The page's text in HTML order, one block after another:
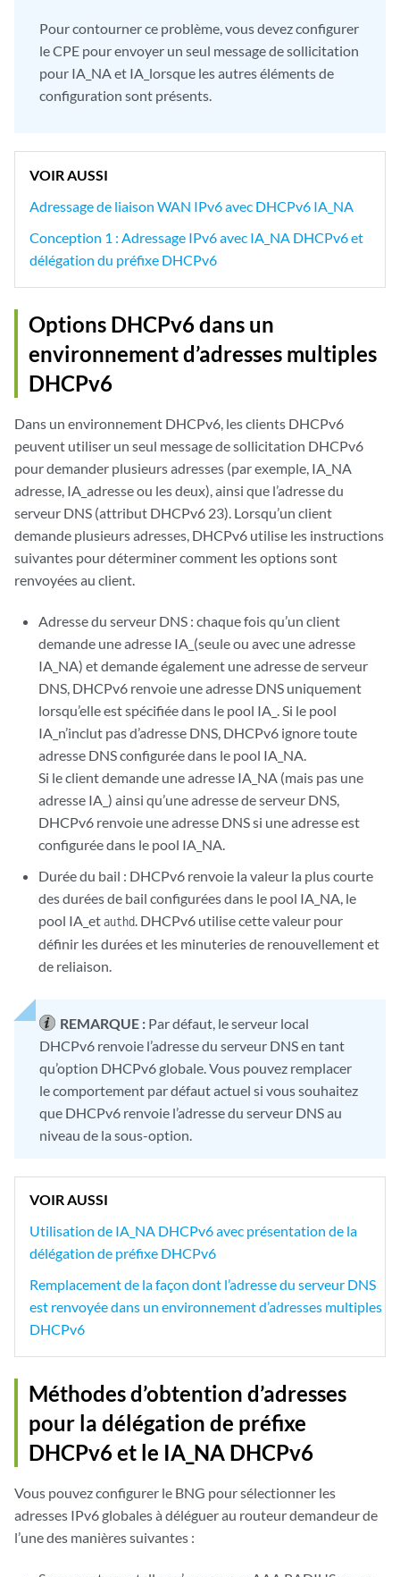
Pour contourner ce problème, vous devez configurer
le CPE pour envoyer un seul message de sollicitation
pour IA_NA et IA_lorsque les autres éléments de
configuration sont présents.
VOIR AUSSI
Adressage de liaison WAN IPv6 avec DHCPv6 IA_NA
Conception 1 : Adressage IPv6 avec IA_NA DHCPv6 et
délégation du préfixe DHCPv6
Options DHCPv6 dans un
environnement d’adresses multiples
DHCPv6
Dans un environnement DHCPv6, les clients DHCPv6
peuvent utiliser un seul message de sollicitation DHCPv6
pour demander plusieurs adresses (par exemple, IA_NA
adresse, IA_adresse ou les deux), ainsi que l’adresse du
serveur DNS (attribut DHCPv6 23). Lorsqu’un client
demande plusieurs adresses, DHCPv6 utilise les instructions
suivantes pour déterminer comment les options sont
renvoyées au client.
Adresse du serveur DNS : chaque fois qu’un client
demande une adresse IA_(seule ou avec une adresse
IA_NA) et demande également une adresse de serveur
DNS, DHCPv6 renvoie une adresse DNS uniquement
lorsqu’elle est spécifiée dans le pool IA_. Si le pool
IA_n’inclut pas d’adresse DNS, DHCPv6 ignore toute
adresse DNS configurée dans le pool IA_NA.
Si le client demande une adresse IA_NA (mais pas une
adresse IA_) ainsi qu’une adresse de serveur DNS,
DHCPv6 renvoie une adresse DNS si une adresse est
configurée dans le pool IA_NA.
Durée du bail : DHCPv6 renvoie la valeur la plus courte
des durées de bail configurées dans le pool IA_NA, le
pool IA_etauthd . DHCPv6 utilise cette valeur pour
définir les durées et les minuteries de renouvellement et
de reliaison.
REMARQUE : Par défaut, le serveur local
DHCPv6 renvoie l’adresse du serveur DNS en tant
qu’option DHCPv6 globale. Vous pouvez remplacer
le comportement par défaut actuel si vous souhaitez
que DHCPv6 renvoie l’adresse du serveur DNS au
niveau de la sous-option.
VOIR AUSSI
Utilisation de IA_NA DHCPv6 avec présentation de la
délégation de préfixe DHCPv6
Remplacement de la façon dont l’adresse du serveur DNS
est renvoyée dans un environnement d’adresses multiples
DHCPv6
Méthodes d’obtention d’adresses
pour la délégation de préfixe
DHCPv6 et le IA_NA DHCPv6
Vous pouvez configurer le BNG pour sélectionner les
adresses IPv6 globales à déléguer au routeur demandeur de
l’une des manières suivantes :